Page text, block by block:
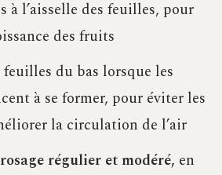
à l’aisselle des feuilles, pour
des fruits
du bas lorsque les
à se former, pour éviter les
la circulation de l’air
régulier et modéré, en